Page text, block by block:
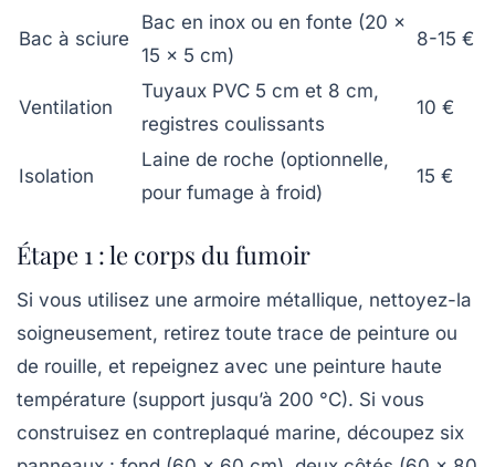
Bac à sciure
Bac en inox ou en fonte (20 x
15 x 5 cm)
8-15 €
Ventilation
Tuyaux PVC 5 cm et 8 cm,
registres coulissants
10 €
Isolation
Laine de roche (optionnelle,
pour fumage à froid)
15 €
Étape 1 : le corps du fumoir
Si vous utilisez une armoire métallique, nettoyez-la
soigneusement, retirez toute trace de peinture ou
de rouille, et repeignez avec une peinture haute
température (support jusqu’à 200 °C). Si vous
construisez en contreplaqué marine, découpez six